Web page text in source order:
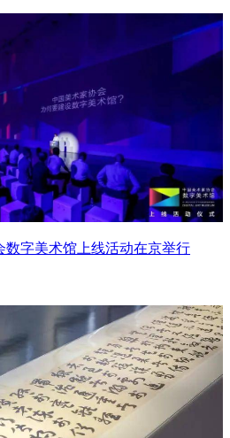
数字美术馆上线活动在京举行